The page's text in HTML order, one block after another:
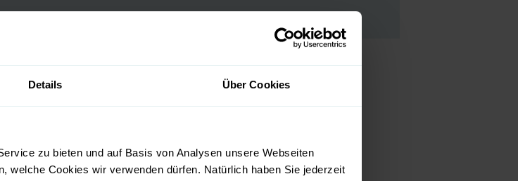
Details Über Cookies
zu bieten und auf Basis von Analysen unsere Webseiten
welche Cookies wir verwenden dürfen. Natürlich haben Sie jederzeit